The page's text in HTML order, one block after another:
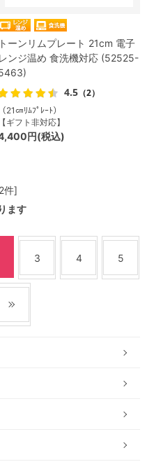
トーンリムプレート 21cm 電子
レンジ温め 食洗機対応 (52525-
4.5 （2）
（21㎝ﾘﾑﾌﾟﾚｰﾄ）
【ギフト非対応】
円(税込)
件]
ます
3 4 5